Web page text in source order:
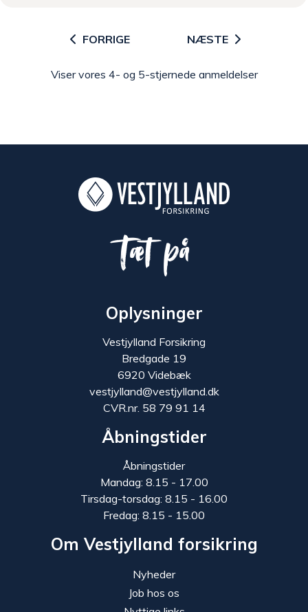
FORRIGE NÆSTE
Viser vores 4- og 5-stjernede anmeldelser
Tæt på
Oplysninger
Vestjylland Forsikring
Bredgade 19
6920 Videbæk
vestjylland@vestjylland.dk
CVR.nr. 58 79 91 14
Åbningstider
Åbningstider
Mandag: 8.15 - 17.00
Tirsdag-torsdag: 8.15 - 16.00
Fredag: 8.15 - 15.00
Om Vestjylland forsikring
Nyheder
Job hos os